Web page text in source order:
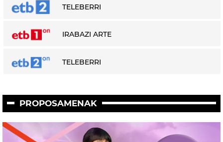
TELEBERRI
IRABAZI ARTE
TELEBERRI
PROPOSAMENAK